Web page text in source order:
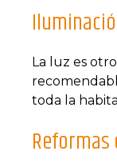
La luz es
toda la